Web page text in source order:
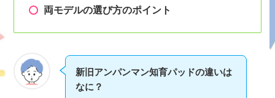
両モデルの選び方のポイント
新旧アンパンマン知育パッドの違いは
なに？